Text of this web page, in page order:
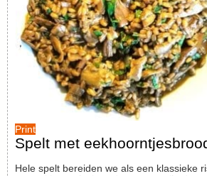
Print
Spelt met
Hele spelt bereiden we als een klassieke risotto en doen er fiks